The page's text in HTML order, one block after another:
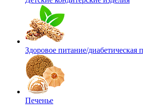
Здоровое питание/диабетическая
Печенье